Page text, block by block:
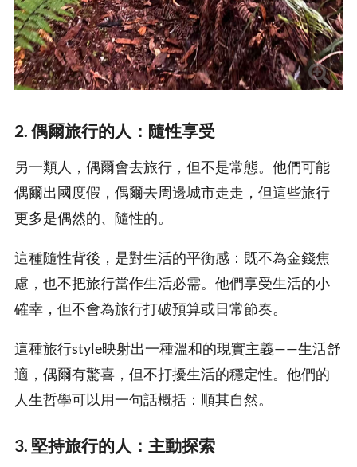
2. 偶爾旅行的人：隨性享受
另一類人，偶爾會去旅行，但不是常態。他們可能
偶爾出國度假，偶爾去周邊城市走走，但這些旅行
更多是偶然的、隨性的。
這種隨性背後，是對生活的平衡感：既不為金錢焦
慮，也不把旅行當作生活必需。他們享受生活的小
確幸，但不會為旅行打破預算或日常節奏。
這種旅行style映射出一種溫和的現實主義——生活舒
適，偶爾有驚喜，但不打擾生活的穩定性。他們的
人生哲學可以用一句話概括：順其自然。
3. 堅持旅行的人：主動探索